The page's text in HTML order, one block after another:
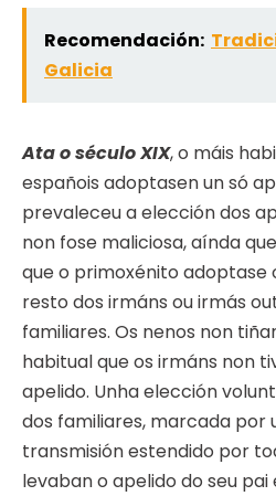
Recomendación:
Galicia
Ata o século XIX, o máis
españois adoptasen un só
prevaleceu a elección dos
non fose maliciosa, aínda
que o primoxénito adoptase
resto dos irmáns ou irmás
familiares. Os nenos non
habitual que os irmáns non
apelido. Unha elección
dos familiares, marcada por
transmisión estendido por
levaban o apelido do seu pai